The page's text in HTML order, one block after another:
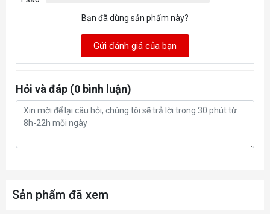
Bạn đã dùng sản phẩm này?
Gửi đánh giá của bạn
Hỏi và đáp (0 bình luận)
Sản phẩm đã xem